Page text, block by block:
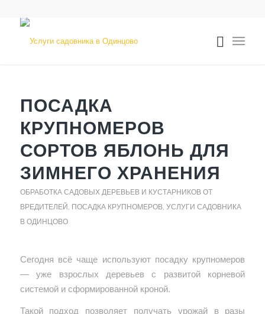
ПОСАДКА
КРУПНОМЕРОВ
СОРТОВ ЯБЛОНЬ ДЛЯ
ЗИМНЕГО ХРАНЕНИЯ
ОБРАБОТКА САДОВЫХ ДЕРЕВЬЕВ И КУСТАРНИКОВ ОТ
ВРЕДИТЕЛЕЙ, ПОСАДКА КРУПНОМЕРОВ, УСЛУГИ САДОВНИКА
В ОДИНЦОВО
Сегодня всё чаще используют посадку крупномеров
— уже взрослых деревьев с развитой корневой
системой и сформированной кроной.
Такой подход позволяет получать урожай в разы